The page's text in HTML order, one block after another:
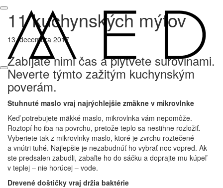
11 kuchynských mýtov
13. decembra 2017
Zabíjate nimi čas a plytvete surovinami.
Neverte týmto zažitým kuchynským
poverám.
Stuhnuté maslo vraj najrýchlejšie zmäkne v mikrovlnke
Keď potrebujete mäkké maslo, mikrovlnka vám nepomôže.
Roztopí ho iba na povrchu, pretože teplo sa nestihne rozložiť.
Vyberiete tak z mikrovlnky maslo, ktoré je zvrchu roztečené
a vnútri tuhé. Najlepšie je nezabudnúť ho vybrať noc vopred. Ak
ste predsalen zabudli, zabaľte ho do sáčku a doprajte mu kúpeľ
v teplej – nie horúcej – vode.
Drevené doštičky vraj držia baktérie